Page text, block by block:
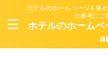
ホテルのホームページを集
の参考にご
ホテルのホーム